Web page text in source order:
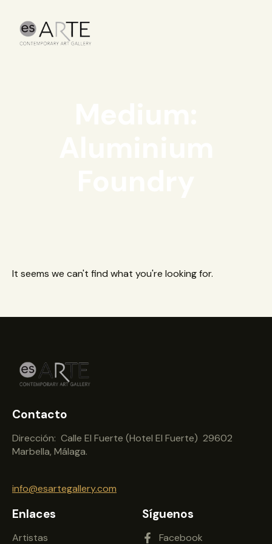
It seems we can't find what you're looking for.
Contacto
Dirección: Calle El Fuerte (Hotel El Fuerte) 29602
Marbella, Málaga.
info@esartegallery.com
Enlaces
Artistas
Síguenos
Facebook